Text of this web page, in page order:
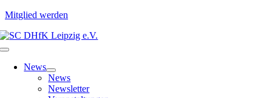
Mitglied werden
Zum
Inhalt
Toggle
NavigationNews
News
Newsletter